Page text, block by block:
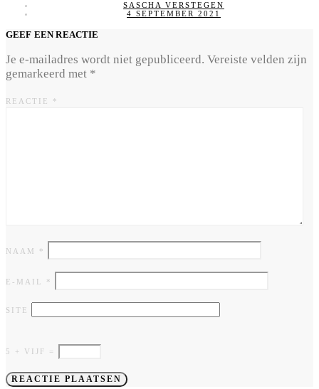
SASCHA VERSTEGEN
4 SEPTEMBER 2021
GEEF EEN REACTIE
Je e-mailadres wordt niet gepubliceerd. Vereiste velden zijn
gemarkeerd met *
REACTIE *
NAAM *
E-MAIL *
SITE
5 + VIJF =